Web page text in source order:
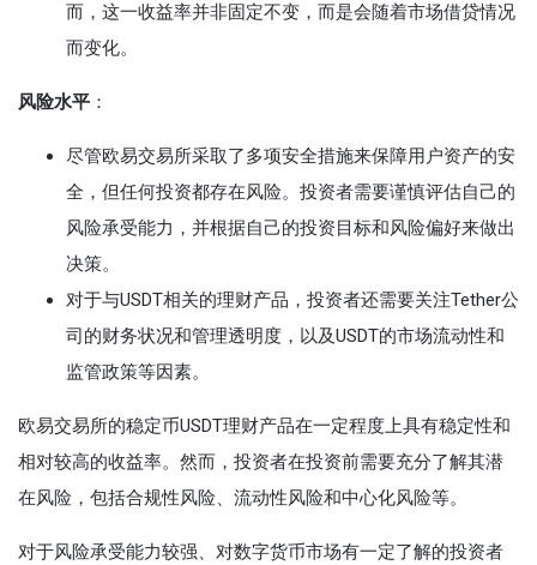
而，这一收益率并非固定不变，而是会随着市场借贷情况
而变化。
风险水平 ：
尽管欧易交易所采取了多项安全措施来保障用户资产的安
全，但任何投资都存在风险。投资者需要谨慎评估自己的
风险承受能力，并根据自己的投资目标和风险偏好来做出
决策。
对于与USDT相关的理财产品，投资者还需要关注Tether公
司的财务状况和管理透明度，以及USDT的市场流动性和
监管政策等因素。
欧易交易所的稳定币USDT理财产品在一定程度上具有稳定性和
相对较高的收益率。然而，投资者在投资前需要充分了解其潜
在风险，包括合规性风险、流动性风险和中心化风险等。
对于风险承受能力较强、对数字货币市场有一定了解的投资者